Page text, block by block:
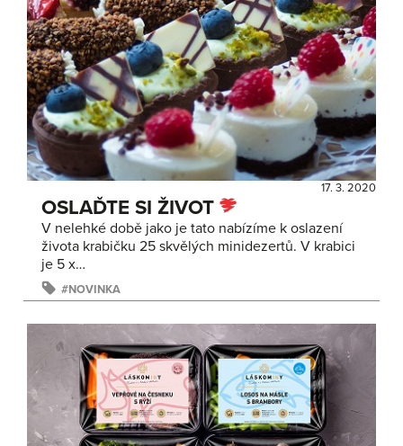
17. 3. 2020
OSLAĎTE SI ŽIVOT
V nelehké době jako je tato nabízíme k oslazení
života krabičku 25 skvělých minidezertů. V krabici
je 5 x…
NOVINKA